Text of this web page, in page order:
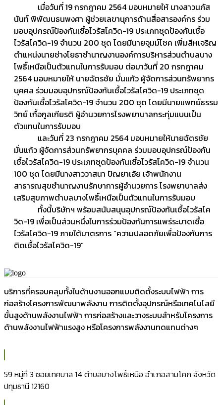
เมื่อวันที่ 19 กรกฎาคม 2564 มอบหมายให้ นางสาวนภัส
นันท์ พิพัฒนธนพงศา ผู้ช่วยเลขานุการด้านสื่อสารองค์กร ร่วม
มอบอุปกรณ์ป้องกันเชื้อไวรัสโควิด-19 ประเภทชุดป้องกันเชื้อ
ไวรัสโควิด-19 จำนวน 200 ชุด โดยมีนายจุมม์โชค เพิ่มสีหเจริญ
ตำแหน่งนายช่างโยธาชำนาญงานองค์การบริหารส่วนตำบลบาง
โพธิ์เหนือเป็นตัวแทนในการรับมอบ ต่อมาวันที่ 20 กรกฎาคม
2564 มอบหมายให้ นายฉัตรชัย มั่นแก้ว ผู้จัดการส่วนทรัพยากร
บุคคล ร่วมมอบอุปกรณ์ป้องกันเชื้อไวรัสโควิด-19 ประเภทชุด
ป้องกันเชื้อไวรัสโควิด-19 จำนวน 200 ชุด โดยมีนายแพทย์ธรรม
วิทย์ เกื้อกูลเกียรติ ผู้อำนวยการโรงพยาบาลกระทุ่มแบนเป็น
ตัวแทนในการรับมอบ
และวันที่ 23 กรกฎาคม 2564 มอบหมายให้นายฉัตรชัย
มั่นแก้ว ผู้จัดการส่วนทรัพยากรบุคคล ร่วมมอบอุปกรณ์ป้องกัน
เชื้อไวรัสโควิด-19 ประเภทชุดป้องกันเชื้อไวรัสโควิด-19 จำนวน
100 ชุด โดยมีนางสาววาสนา ปัญยาเอ้ย เจ้าพนักงาน
สาธารณสุขชำนาญงานรักษาการผู้อำนวยการ โรงพยาบาลส่ง
เสริมสุขภาพตำบลบางโพธิ์เหนือเป็นตัวแทนในการรับมอบ
ทั้งนี้บริษัทฯ พร้อมสนับสนุนอุปกรณ์ป้องกันเชื้อไวรัสโค
วิด-19 เพื่อเป็นส่วนหนึ่งในการร่วมป้องกันการแพร่ระบาดเชื้อ
ไวรัสโควิด-19 ภายใต้มาตรการ “ความปลอดภัยเพื่อป้องกันการ
ติดเชื้อไวรัสโควิด-19”
บริการที่ครอบคลุมทั้งในด้านงานออกแบบติดตั้งระบบไฟฟ้า การ
ก่อสร้างโครงการพัฒนาพลังงาน การติดตั้งอุปกรณ์หรือเทคโนโลยี
ขั้นสูงด้านพลังงานไฟฟ้า การก่อสร้างและวางระบบสำหรับโครงการ
ด้านพลังงานไฟฟ้าแรงสูง หรือโครงการพลังงานทดแทนต่างๆ
59 หมู่ที่ 3 ซอยเทศบาล 14 ตำบลบางโพธิ์เหนือ อำเภอสามโคก จังหวัด
ปทุมธานี 12160